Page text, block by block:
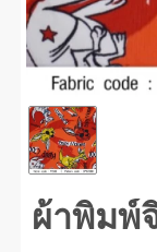
พิมพ์จิงโจ้(แดง) #1
ผ้าพิมพ์